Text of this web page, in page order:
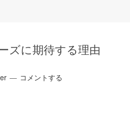
ズに期待する理由
コメントする